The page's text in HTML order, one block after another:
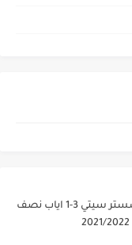
مباراة ريال مدريد و مانشستر سيتي 3-1 اياب نصف